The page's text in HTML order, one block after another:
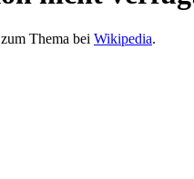
Thema bei Wikipedia.